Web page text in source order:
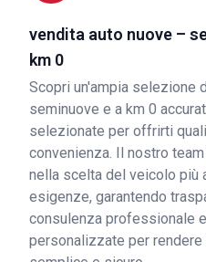
vendita auto nuove –
km 0
Scopri un'ampia selezione
seminuove e a km 0
selezionate per offrirti
convenienza. Il nostro
nella scelta del veicolo più
esigenze, garantendo
consulenza professionale
personalizzate per